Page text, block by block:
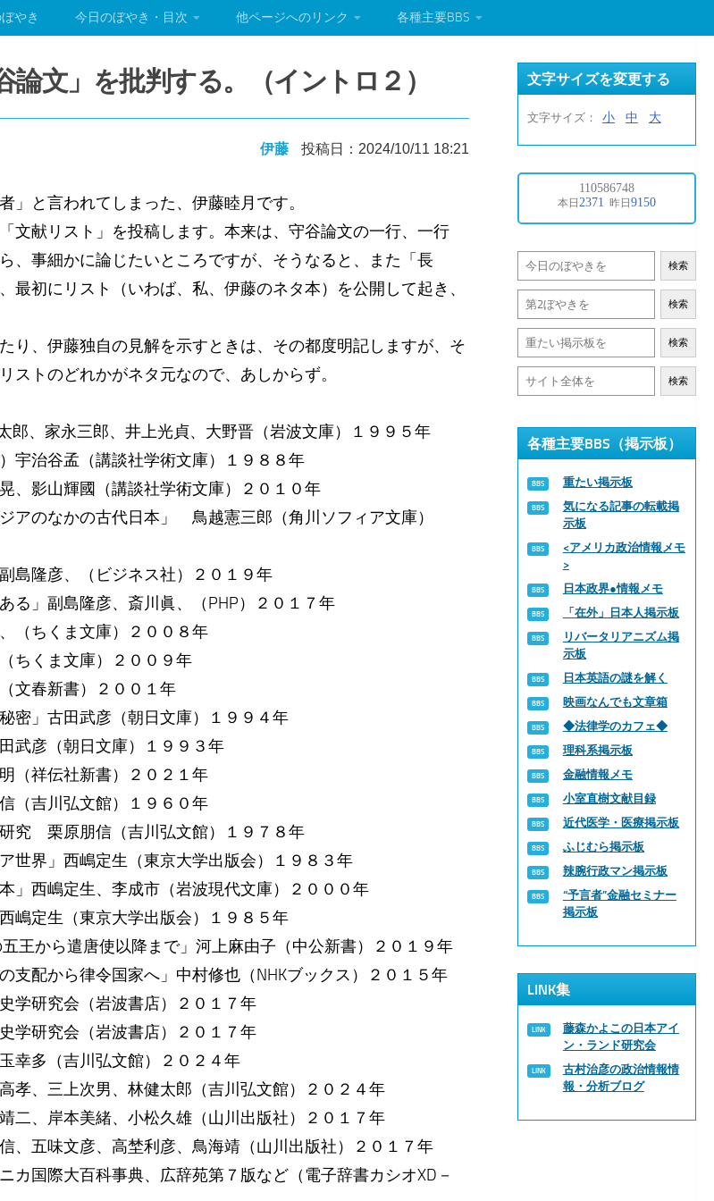
やき 今日のぼやき・目次 他ページへのリンク 各種主要BBS
文」を批判する。（イントロ２）
伊藤 投稿日：2024/10/11 18:21
」と言われてしまった、伊藤睦月です。
文献リスト」を投稿します。本来は、守谷論文の一行、一行
、事細かに論じたいところですが、そうなると、また「長
最初にリスト（いわば、私、伊藤のネタ本）を公開して起き、
り、伊藤独自の見解を示すときは、その都度明記しますが、そ
ストのどれかがネタ元なので、あしからず。
郎、家永三郎、井上光貞、大野晋（岩波文庫）１９９５年
宇治谷孟（講談社学術文庫）１９８８年
、影山輝國（講談社学術文庫）２０１０年
アのなかの古代日本」 鳥越憲三郎（角川ソフィア文庫）
島隆彦、（ビジネス社）２０１９年
る」副島隆彦、斎川眞、（PHP）２０１７年
（ちくま文庫）２００８年
ちくま文庫）２００９年
文春新書）２００１年
密」古田武彦（朝日文庫）１９９４年
武彦（朝日文庫）１９９３年
（祥伝社新書）２０２１年
（吉川弘文館）１９６０年
研究 栗原朋信（吉川弘文館）１９７８年
世界」西嶋定生（東京大学出版会）１９８３年
」西嶋定生、李成市（岩波現代文庫）２０００年
嶋定生（東京大学出版会）１９８５年
王から遣唐使以降まで」河上麻由子（中公新書）２０１９年
支配から律令国家へ」中村修也（NHKブックス）２０１５年
学研究会（岩波書店）２０１７年
学研究会（岩波書店）２０１７年
幸多（吉川弘文館）２０２４年
孝、三上次男、林健太郎（吉川弘文館）２０２４年
二、岸本美緒、小松久雄（山川出版社）２０１７年
、五味文彦、高埜利彦、鳥海靖（山川出版社）２０１７年
カ国際大百科事典、広辞苑第７版など（電子辞書カシオXD－
文字サイズを変更する
文字サイズ： 小 中 大
検索
検索
検索
検索
各種主要BBS（掲示板）
重たい掲示板
気になる記事の転載掲
示板
<アメリカ政治情報メモ
>
日本政界●情報メモ
「在外」日本人掲示板
リバータリアニズム掲
示板
日本英語の謎を解く
映画なんでも文章箱
◆法律学のカフェ◆
理科系掲示板
金融情報メモ
小室直樹文献目録
近代医学・医療掲示板
ふじむら掲示板
辣腕行政マン掲示板
“予言者”金融セミナー
掲示板
LINK集
藤森かよこの日本アイ
ン・ランド研究会
古村治彦の政治情報情
報・分析ブログ